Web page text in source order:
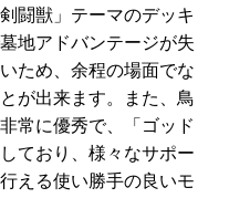
闘獣」テーマのデッキ
地アドバンテージが失
ため、余程の場面でな
が出来ます。また、鳥
常に優秀で、「ゴッド
ており、様々なサポー
える使い勝手の良いモ